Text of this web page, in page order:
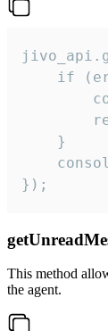
if
    }
});
This method
the agent.